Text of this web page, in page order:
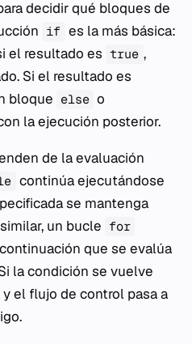
decidir qué bloques de
if es la más básica:
el resultado es true ,
Si el resultado es
bloque else o
la ejecución posterior.
de la evaluación
continúa ejecutándose
se mantenga
un bucle for
que se evalúa
la condición se vuelve
el flujo de control pasa a